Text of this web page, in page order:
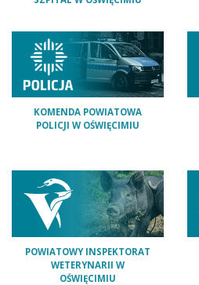
KOMENDA POWIATOWA
POLICJI W OŚWIĘCIMIU
POWIATOWY INSPEKTORAT
WETERYNARII W
OŚWIĘCIMIU